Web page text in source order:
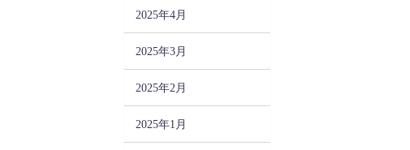
2025年4月
2025年3月
2025年2月
2025年1月